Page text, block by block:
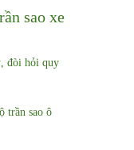
sao xe
đòi hỏi quy
trần sao ô